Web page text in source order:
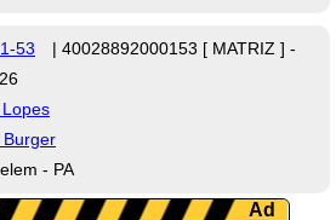
53
| 40028892000153 [ MATRIZ ] -
Burger
- PA